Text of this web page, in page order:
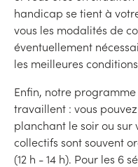
handicap se tient à
vous les modalités de
éventuellement
les meilleures
Enfin, notre
travaillent : vous
planchant le soir ou sur
collectifs sont souvent
(12 h - 14 h). Pour les 6